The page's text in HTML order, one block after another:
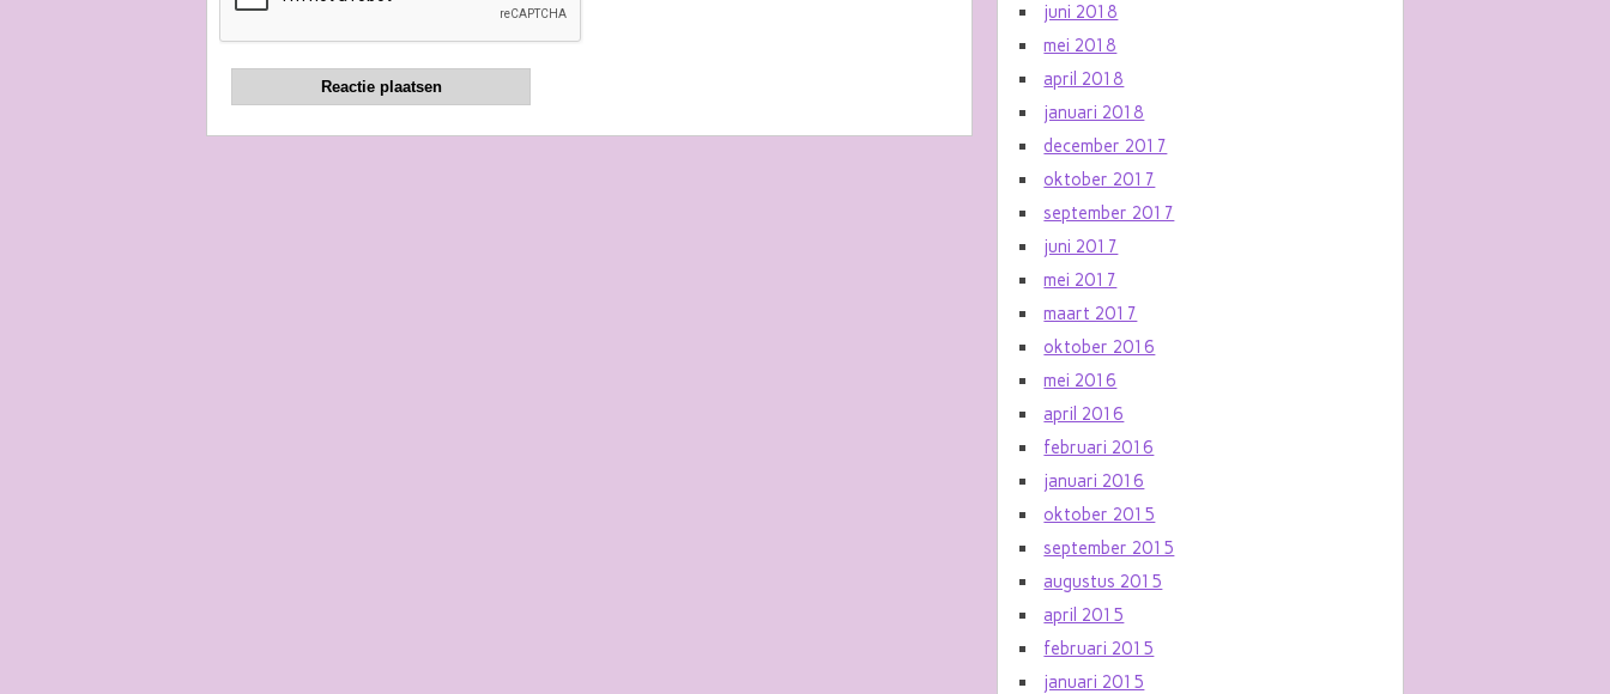
juni 2018
mei 2018
april 2018
januari 2018
december 2017
oktober 2017
september 2017
juni 2017
mei 2017
maart 2017
oktober 2016
mei 2016
april 2016
februari 2016
januari 2016
oktober 2015
september 2015
augustus 2015
april 2015
februari 2015
januari 2015